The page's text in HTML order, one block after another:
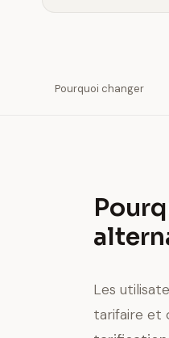
Pourquoi changer
Les
tarifaire et